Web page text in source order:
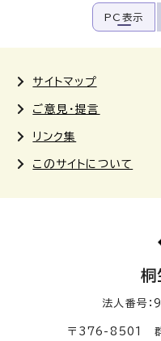
PC表示
サイトマップ
ご意見・提言
リンク集
このサイトについて
桐
法人番号
〒376-8501 群